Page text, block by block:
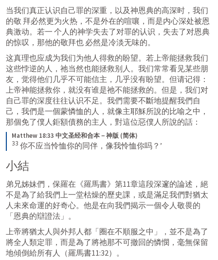
当我们真正认识自己罪的深重，以及神恩典的高深时，我们
的敬 拜必然更为火热，不是外在的喧嚷，而是内心深处被恩
典激动。若一 个人的神学失去了对罪的认识，失去了对恩典
的惊叹，那他的敬拜也 必然是冷淡无味的。
这真理也应成为我们为他人得救的盼望。若上帝能拯救我们
这些悖逆的人，祂当然也能拯救别人。我们常常看见某些朋
友，觉得他们几乎不可能信主，几乎没有盼望。但请记得：
上帝神能拯救你，就没有谁是祂不能拯救的。但是，我们对
自己罪的深度往往认识不足。我們需要不斷地提醒我們自
己，我們是一個蒙憐恤的人，就像主耶穌所說的比喻之中，
那個免了僕人鉅額債務的主人，對這位惡僕人所說的話：
Matthew 18:33 中文圣经和合本－神版 (简体)
33 你不应当怜恤你的同伴，像我怜恤你吗？’
小結
弟兄姊妹們，保羅在《羅馬書》第11章這段深邃的論述，絕
不是為了給我們上一堂枯燥的歷史課，或是滿足我們對猶太
人未來命運的好奇心。他是在向我們揭示一個令人敬畏的
「恩典的辯證法」。
上帝將猶太人與外邦人都「圈在不順服之中」，並不是為了
將全人類定罪，而是為了將祂那不可撤回的憐憫，毫無保留
地傾倒給所有人（羅馬書11:32）。